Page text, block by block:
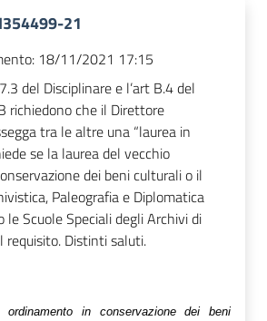
21
18/11/2021 17:15
del Disciplinare e l’art B.4 del
richiedono che il Direttore
tra le altre una “laurea in
se la laurea del vecchio
dei beni culturali o il
Paleografia e Diplomatica
le Scuole Speciali degli Archivi di
requisito. Distinti saluti.
in conservazione dei beni